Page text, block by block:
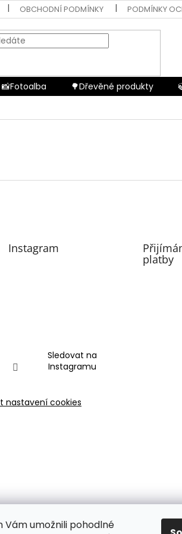
Vám umožnili pohodlné
OBCHODNÍ PODMÍNKY PODMÍNKY
📸Fotoalba 🌳Dřevěné produkty
Instagram
Sledovat na
Instagramu
platby
nastavení cookies